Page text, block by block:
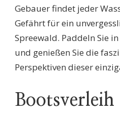
Gebauer findet jeder
Gefährt für ein
Spreewald. Paddeln Sie
und genießen Sie die
Perspektiven dieser
Bootsverleih